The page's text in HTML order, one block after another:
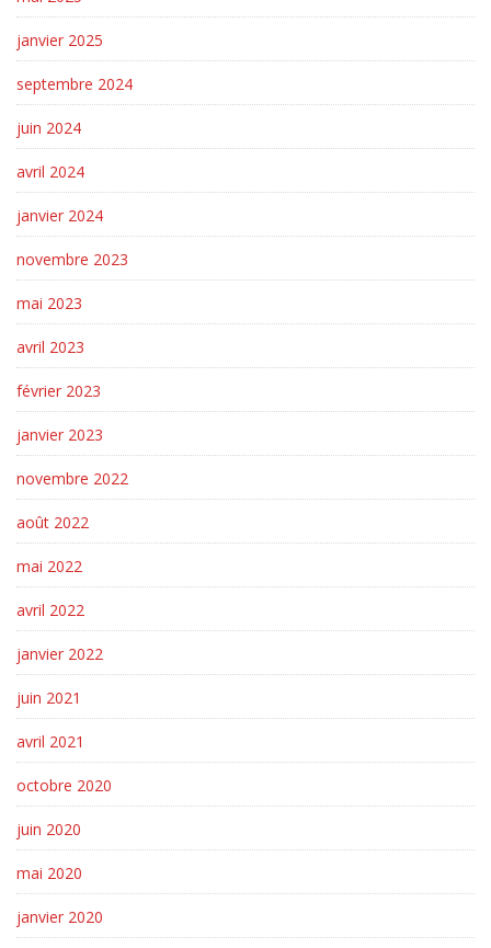
janvier 2025
septembre 2024
juin 2024
avril 2024
janvier 2024
novembre 2023
mai 2023
avril 2023
février 2023
janvier 2023
novembre 2022
août 2022
mai 2022
avril 2022
janvier 2022
juin 2021
avril 2021
octobre 2020
juin 2020
mai 2020
janvier 2020